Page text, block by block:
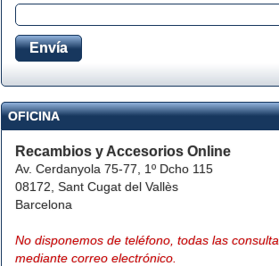
OFICINA
Recambios y Accesorios Online
Av. Cerdanyola 75-77, 1º Dcho 115
08172, Sant Cugat del Vallès
Barcelona
No disponemos de teléfono, todas las
mediante correo electrónico.